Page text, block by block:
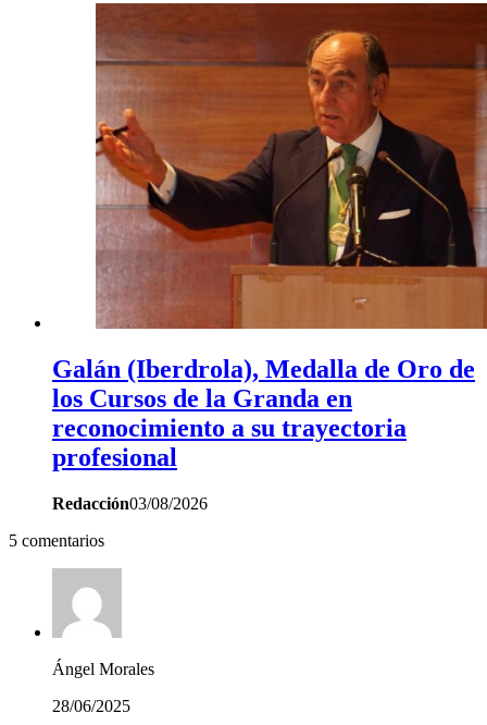
Galán (Iberdrola), Medalla de Oro de
los Cursos de la Granda en
reconocimiento a su trayectoria
profesional
Redacción03/08/2026
5 comentarios
Ángel Morales
28/06/2025